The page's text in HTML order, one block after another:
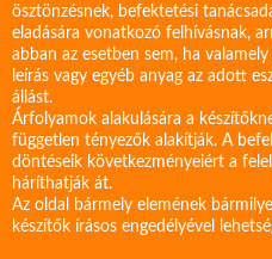
ösztönzésnek, befektetési
eladására vonatkozó felhívásnak,
abban az esetben sem, ha
leírás vagy egyéb anyag az adott
állást.
Árfolyamok alakulására a
független tényezők alakítják. A
döntéseik következményeiért a
háríthatják át.
Az oldal bármely elemének
készítők írásos engedélyével